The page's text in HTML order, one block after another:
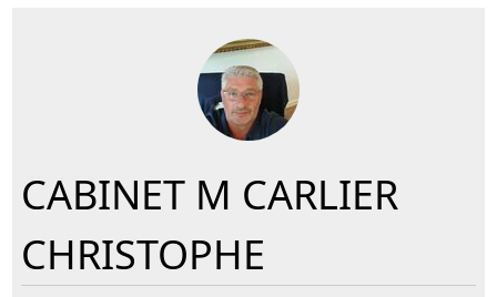
CABINET M CARLIER
CHRISTOPHE